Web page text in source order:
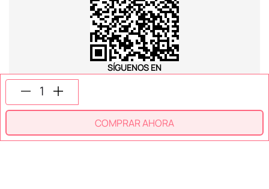
COMPRAR AHORA
SÍGUENOS EN